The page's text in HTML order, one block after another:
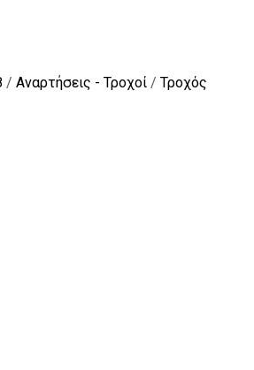
/ Αναρτήσεις - Τροχοί / Τροχός